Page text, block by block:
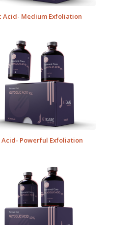
Acid- Medium Exfoliation
Acid- Powerful Exfoliation